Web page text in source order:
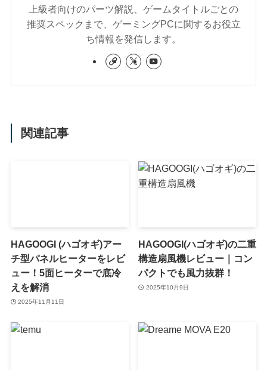
上級者向けのパーツ解説、ゲームタイトルごとの
推奨スペックまで、ゲーミングPCに関するお役立
ち情報を発信します。
関連記事
HAGOOGI (ハゴオギ)アー
チ型パネルヒーターをレビ
ュー！5面ヒーターで底冷
えを解消
2025年11月11日
HAGOOGI(ハゴオギ)の二重
構造扇風機レビュー｜コン
パクトでも風力抜群！
2025年10月9日